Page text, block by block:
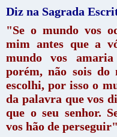
Diz na Sagrada
"Se o mundo vos
mim antes que a
mundo vos
porém, não sois do
escolhi, por isso o
da palavra que vos
que o seu senhor.
vos hão de